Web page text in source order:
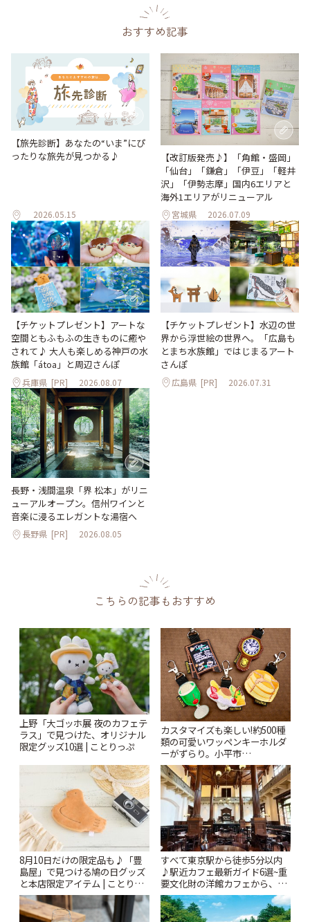
おすすめ記事
【旅先診断】あなたの“いま”にぴ
ったりな旅先が見つかる♪
2026.05.15
【改訂版発売♪】「角館・盛岡」
「仙台」「鎌倉」「伊豆」「軽井
沢」「伊勢志摩」国内6エリアと
海外1エリアがリニューアル
宮城県 2026.07.09
【チケットプレゼント】アートな
空間ともふもふの生きものに癒や
されて♪ 大人も楽しめる神戸の水
族館「átoa」と周辺さんぽ
兵庫県 [PR] 2026.08.07
【チケットプレゼント】水辺の世
界から浮世絵の世界へ。「広島も
とまち水族館」ではじまるアート
さんぽ
広島県 [PR] 2026.07.31
長野・浅間温泉「界 松本」がリニ
ューアルオープン。信州ワインと
音楽に浸るエレガントな湯宿へ
長野県 [PR] 2026.08.05
こちらの記事もおすすめ
上野「大ゴッホ展 夜のカフェテ
ラス」で見つけた、オリジナル
限定グッズ10選 | ことりっぷ
カスタマイズも楽しい!約500種
類の可愛いワッペンキーホルダ
ーがずらり。小平市
「Kimamaya T&K」 | ことりっ
ぷ
8月10日だけの限定品も♪「豊
島屋」で見つける鳩の日グッズ
と本店限定アイテム | ことりっ
ぷ
すべて東京駅から徒歩5分以内
♪駅近カフェ最新ガイド6選~重
要文化財の洋館カフェから、改
札すぐのレトロ喫茶まで~ | こと
りっぷ